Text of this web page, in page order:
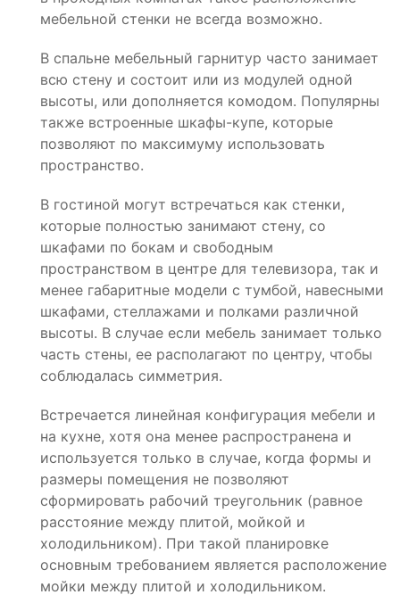
мебельной стенки не всегда возможно.
В спальне мебельный гарнитур часто занимает
всю стену и состоит или из модулей одной
высоты, или дополняется комодом. Популярны
также встроенные шкафы-купе, которые
позволяют по максимуму использовать
пространство.
В гостиной могут встречаться как стенки,
которые полностью занимают стену, со
шкафами по бокам и свободным
пространством в центре для телевизора, так и
менее габаритные модели с тумбой, навесными
шкафами, стеллажами и полками различной
высоты. В случае если мебель занимает только
часть стены, ее располагают по центру, чтобы
соблюдалась симметрия.
Встречается линейная конфигурация мебели и
на кухне, хотя она менее распространена и
используется только в случае, когда формы и
размеры помещения не позволяют
сформировать рабочий треугольник (равное
расстояние между плитой, мойкой и
холодильником). При такой планировке
основным требованием является расположение
мойки между плитой и холодильником.